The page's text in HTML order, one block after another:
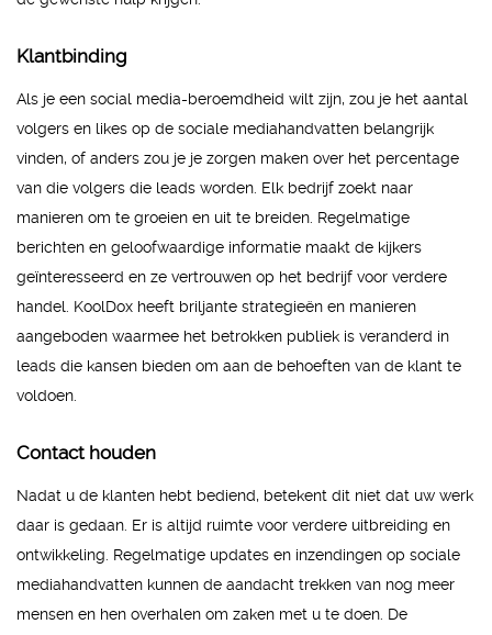
Klantbinding
Als je een social media-beroemdheid wilt zijn, zou je het aantal
volgers en likes op de sociale mediahandvatten belangrijk
vinden, of anders zou je je zorgen maken over het percentage
van die volgers die leads worden. Elk bedrijf zoekt naar
manieren om te groeien en uit te breiden. Regelmatige
berichten en geloofwaardige informatie maakt de kijkers
geïnteresseerd en ze vertrouwen op het bedrijf voor verdere
handel. KoolDox heeft briljante strategieën en manieren
aangeboden waarmee het betrokken publiek is veranderd in
leads die kansen bieden om aan de behoeften van de klant te
voldoen.
Contact houden
Nadat u de klanten hebt bediend, betekent dit niet dat uw werk
daar is gedaan. Er is altijd ruimte voor verdere uitbreiding en
ontwikkeling. Regelmatige updates en inzendingen op sociale
mediahandvatten kunnen de aandacht trekken van nog meer
mensen en hen overhalen om zaken met u te doen. De